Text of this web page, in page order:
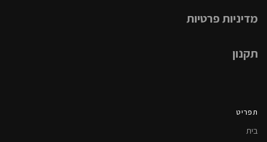
מדיניות פרטיות
תקנון
תפריט
בית